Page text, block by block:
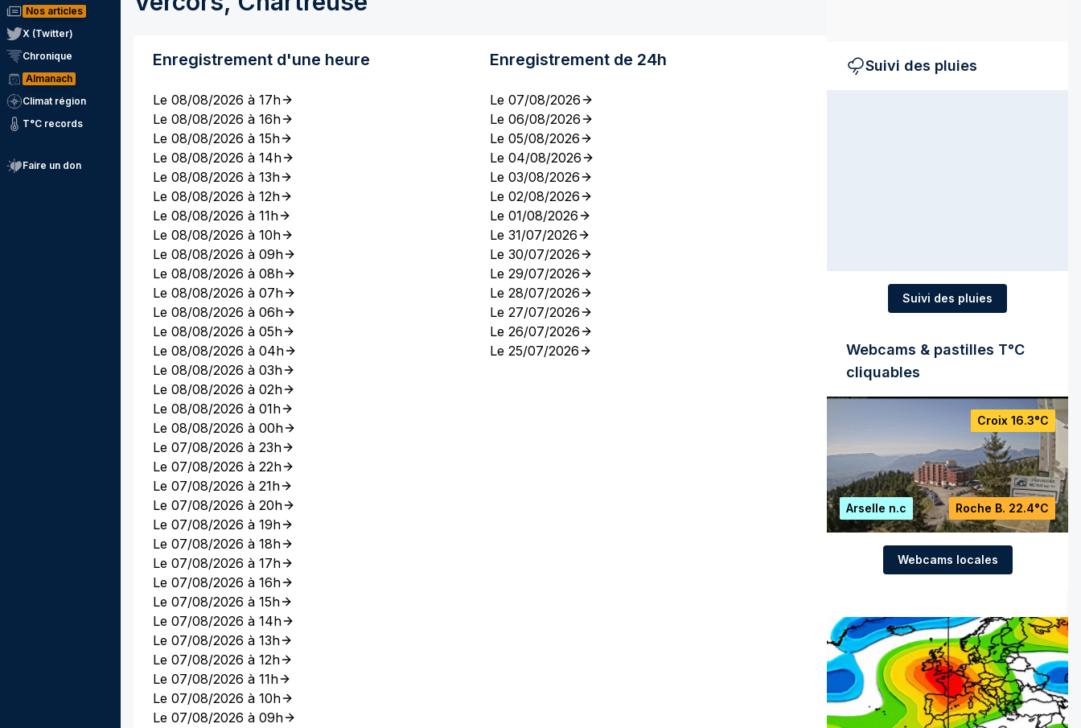
Nos articles
X (Twitter)
Chronique
Almanach
Climat région
T°C records
Faire un don
Enregistrement d'une heure
Le 08/08/2026 à 17h
Le 08/08/2026 à 16h
Le 08/08/2026 à 15h
Le 08/08/2026 à 14h
Le 08/08/2026 à 13h
Le 08/08/2026 à 12h
Le 08/08/2026 à 11h
Le 08/08/2026 à 10h
Le 08/08/2026 à 09h
Le 08/08/2026 à 08h
Le 08/08/2026 à 07h
Le 08/08/2026 à 06h
Le 08/08/2026 à 05h
Le 08/08/2026 à 04h
Le 08/08/2026 à 03h
Le 08/08/2026 à 02h
Le 08/08/2026 à 01h
Le 08/08/2026 à 00h
Le 07/08/2026 à 23h
Le 07/08/2026 à 22h
Le 07/08/2026 à 21h
Le 07/08/2026 à 20h
Le 07/08/2026 à 19h
Le 07/08/2026 à 18h
Le 07/08/2026 à 17h
Le 07/08/2026 à 16h
Le 07/08/2026 à 15h
Le 07/08/2026 à 14h
Le 07/08/2026 à 13h
Le 07/08/2026 à 12h
Le 07/08/2026 à 11h
Le 07/08/2026 à 10h
Le 07/08/2026 à 09h
Enregistrement de 24h
Le 07/08/2026
Le 06/08/2026
Le 05/08/2026
Le 04/08/2026
Le 03/08/2026
Le 02/08/2026
Le 01/08/2026
Le 31/07/2026
Le 30/07/2026
Le 29/07/2026
Le 28/07/2026
Le 27/07/2026
Le 26/07/2026
Le 25/07/2026
Suivi des pluies
Suivi des pluies
Webcams & pastilles T°C
cliquables
Croix 16.3°C
Arselle n.c Roche B. 22.4°C
Webcams locales